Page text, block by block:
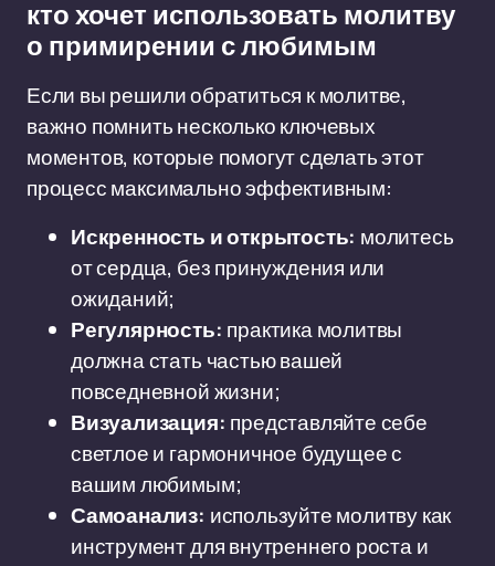
кто хочет использовать молитву
о примирении с любимым
Если вы решили обратиться к молитве,
важно помнить несколько ключевых
моментов, которые помогут сделать этот
процесс максимально эффективным:
Искренность и открытость: молитесь
от сердца, без принуждения или
ожиданий;
Регулярность: практика молитвы
должна стать частью вашей
повседневной жизни;
Визуализация: представляйте себе
светлое и гармоничное будущее с
вашим любимым;
Самоанализ: используйте молитву как
инструмент для внутреннего роста и